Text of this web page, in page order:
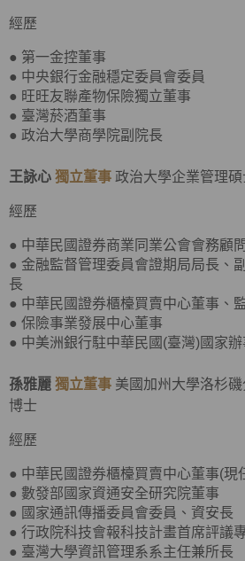
經歷
● 第一金控董事
● 中央銀行金融穩定委員會委員
● 旺旺友聯產物保險獨立董事
● 臺灣菸酒董事
● 政治大學商學院副院長
王詠心 獨立董事 政治大學企業管理碩
經歷
● 中華民國證券商業同業公會會務顧
● 金融監督管理委員會證期局局長、
長
● 中華民國證券櫃檯買賣中心董事、
● 保險事業發展中心董事
● 中美洲銀行駐中華民國(臺灣)國家
孫雅麗 獨立董事 美國加州大學洛杉
博士
經歷
● 中華民國證券櫃檯買賣中心董事(現
● 數發部國家資通安全研究院董事
● 國家通訊傳播委員會委員、資安長
● 行政院科技會報科技計畫首席評議
● 臺灣大學資訊管理系系主任兼所長